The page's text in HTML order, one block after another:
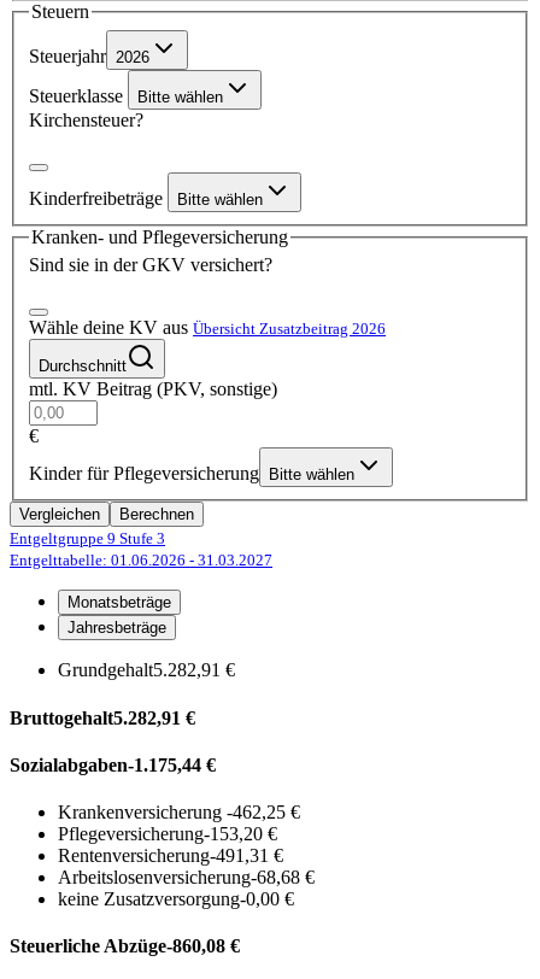
Steuern
Steuerjahr 2026
Steuerklasse Bitte wählen
Kirchensteuer?
Kinderfreibeträge Bitte wählen
Kranken- und Pflegeversicherung
Sind sie in der GKV versichert?
Wähle deine KV aus Übersicht Zusatzbeitrag 2026
Durchschnitt
mtl. KV Beitrag (PKV, sonstige)
€
Kinder für Pflegeversicherung
Bitte wählen
Vergleichen
Berechnen
Entgeltgruppe 9 Stufe 3
Entgelttabelle: 01.06.2026 - 31.03.2027
Monatsbeträge
Jahresbeträge
Grundgehalt5.282,91 €
Bruttogehalt5.282,91 €
Sozialabgaben-1.175,44 €
Krankenversicherung -462,25 €
Pflegeversicherung-153,20 €
Rentenversicherung-491,31 €
Arbeitslosenversicherung-68,68 €
keine Zusatzversorgung-0,00 €
Steuerliche Abzüge-860,08 €